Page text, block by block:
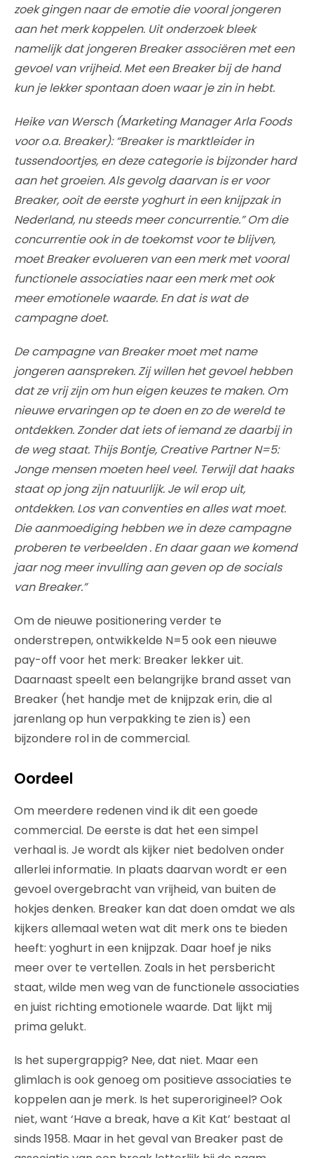
zoek gingen naar de emotie die vooral jongeren
aan het merk koppelen. Uit onderzoek bleek
namelijk dat jongeren Breaker associëren met een
gevoel van vrijheid. Met een Breaker bij de hand
kun je lekker spontaan doen waar je zin in hebt.
Heike van Wersch (Marketing Manager Arla Foods
voor o.a. Breaker): “Breaker is marktleider in
tussendoortjes, en deze categorie is bijzonder hard
aan het groeien. Als gevolg daarvan is er voor
Breaker, ooit de eerste yoghurt in een knijpzak in
Nederland, nu steeds meer concurrentie.” Om die
concurrentie ook in de toekomst voor te blijven,
moet Breaker evolueren van een merk met vooral
functionele associaties naar een merk met ook
meer emotionele waarde. En dat is wat de
campagne doet.
De campagne van Breaker moet met name
jongeren aanspreken. Zij willen het gevoel hebben
dat ze vrij zijn om hun eigen keuzes te maken. Om
nieuwe ervaringen op te doen en zo de wereld te
ontdekken. Zonder dat iets of iemand ze daarbij in
de weg staat. Thijs Bontje, Creative Partner N=5:
Jonge mensen moeten heel veel. Terwijl dat haaks
staat op jong zijn natuurlijk. Je wil erop uit,
ontdekken. Los van conventies en alles wat moet.
Die aanmoediging hebben we in deze campagne
proberen te verbeelden . En daar gaan we komend
jaar nog meer invulling aan geven op de socials
van Breaker.”
Om de nieuwe positionering verder te
onderstrepen, ontwikkelde N=5 ook een nieuwe
pay-off voor het merk: Breaker lekker uit.
Daarnaast speelt een belangrijke brand asset van
Breaker (het handje met de knijpzak erin, die al
jarenlang op hun verpakking te zien is) een
bijzondere rol in de commercial.
Oordeel
Om meerdere redenen vind ik dit een goede
commercial. De eerste is dat het een simpel
verhaal is. Je wordt als kijker niet bedolven onder
allerlei informatie. In plaats daarvan wordt er een
gevoel overgebracht van vrijheid, van buiten de
hokjes denken. Breaker kan dat doen omdat we als
kijkers allemaal weten wat dit merk ons te bieden
heeft: yoghurt in een knijpzak. Daar hoef je niks
meer over te vertellen. Zoals in het persbericht
staat, wilde men weg van de functionele associaties
en juist richting emotionele waarde. Dat lijkt mij
prima gelukt.
Is het supergrappig? Nee, dat niet. Maar een
glimlach is ook genoeg om positieve associaties te
koppelen aan je merk. Is het superorigineel? Ook
niet, want ‘Have a break, have a Kit Kat’ bestaat al
sinds 1958. Maar in het geval van Breaker past de